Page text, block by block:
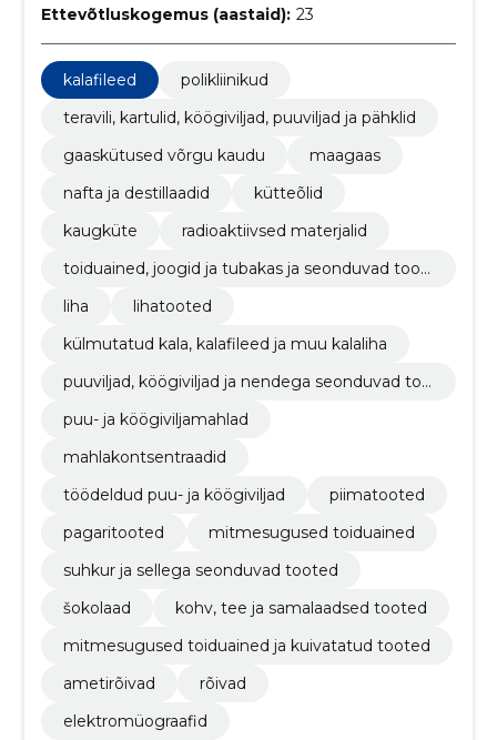
Ettevõtluskogemus (aastaid): 23
kalafileed
polikliinikud
teravili, kartulid, köögiviljad, puuviljad ja pähklid
gaaskütused võrgu kaudu
maagaas
nafta ja destillaadid
kütteõlid
kaugküte
radioaktiivsed materjalid
toiduained, joogid ja tubakas ja seonduvad toot
liha
lihatooted
külmutatud kala, kalafileed ja muu kalaliha
puuviljad, köögiviljad ja nendega seonduvad too
puu- ja köögiviljamahlad
mahlakontsentraadid
töödeldud puu- ja köögiviljad
piimatooted
pagaritooted
mitmesugused toiduained
suhkur ja sellega seonduvad tooted
šokolaad
kohv, tee ja samalaadsed tooted
mitmesugused toiduained ja kuivatatud tooted
ametirõivad
rõivad
elektromüograafid